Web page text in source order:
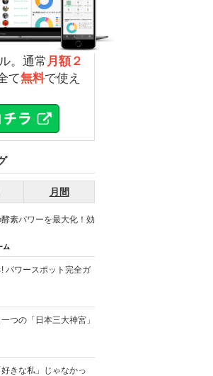
。通常 月額２
て無料で使え
月間
素パワーを最大化！効
ム
パワースポット完全ガ
つの「日本三大神宮」
好きな私」じゃなかっ